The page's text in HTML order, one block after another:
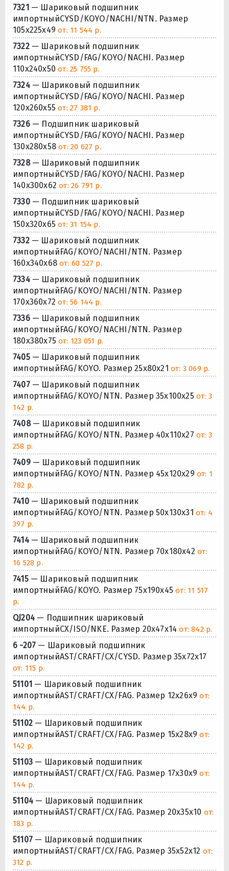
7321 — Шариковый подшипник
импортныйCYSD/KOYO/NACHI/NTN. Размер
105x225x49от: 11 544 р.
7322— Шариковый подшипник
импортныйCYSD/FAG/KOYO/NACHI. Размер
110x240x50от: 25 755 р.
7324— Шариковый подшипник
импортныйCYSD/FAG/KOYO/NACHI. Размер
120x260x55от: 27 381 р.
7326— Подшипник шариковый
импортныйCYSD/FAG/KOYO/NACHI. Размер
130x280x58от: 20 627 р.
7328— Шариковый подшипник
импортныйCYSD/FAG/KOYO/NACHI. Размер
140x300x62от: 26 791 р.
7330— Подшипник шариковый
импортныйCYSD/FAG/KOYO/NACHI. Размер
150x320x65от: 31 154 р.
7332— Шариковый подшипник
импортныйFAG/KOYO/NACHI/NTN. Размер
160x340x68от: 60 527 р.
7334— Шариковый подшипник
импортныйFAG/KOYO/NACHI/NTN. Размер
170x360x72от: 56 144 р.
7336— Шариковый подшипник
импортныйFAG/KOYO/NACHI/NTN. Размер
180x380x75от: 123 051 р.
7405— Шариковый подшипник
импортныйFAG/KOYO. Размер 25x80x21 от: 3 069 р.
7407— Шариковый подшипник
импортныйFAG/KOYO/NTN. Размер 35x100x25 от: 3
142 р.
7408— Шариковый подшипник
импортныйFAG/KOYO/NTN. Размер 40x110x27 от: 3
258 р.
7409— Шариковый подшипник
импортныйFAG/KOYO/NTN. Размер 45x120x29 от: 1
782 р.
7410— Шариковый подшипник
импортныйFAG/KOYO/NTN. Размер 50x130x31 от: 4
397 р.
7414— Шариковый подшипник
импортныйFAG/KOYO/NTN. Размер 70x180x42 от:
16 528 р.
7415— Шариковый подшипник
импортныйFAG/KOYO. Размер 75x190x45от: 11 517
р.
QJ204— Подшипник шариковый
импортныйCX/ISO/NKE. Размер 20x47x14от: 842 р.
6 -207 — Шариковый подшипник
импортныйAST/CRAFT/CX/CYSD. Размер 35x72x17
от: 115 р.
51101 — Шариковый подшипник
импортныйAST/CRAFT/CX/FAG. Размер 12x26x9от:
144 р.
51102— Шариковый подшипник
импортныйAST/CRAFT/CX/FAG. Размер 15x28x9от:
142 р.
51103— Шариковый подшипник
импортныйAST/CRAFT/CX/FAG. Размер 17x30x9от:
144 р.
51104— Шариковый подшипник
импортныйAST/CRAFT/CX/FAG. Размер 20x35x10 от:
183 р.
51107— Шариковый подшипник
импортныйAST/CRAFT/CX/FAG. Размер 35x52x12 от:
312 р.